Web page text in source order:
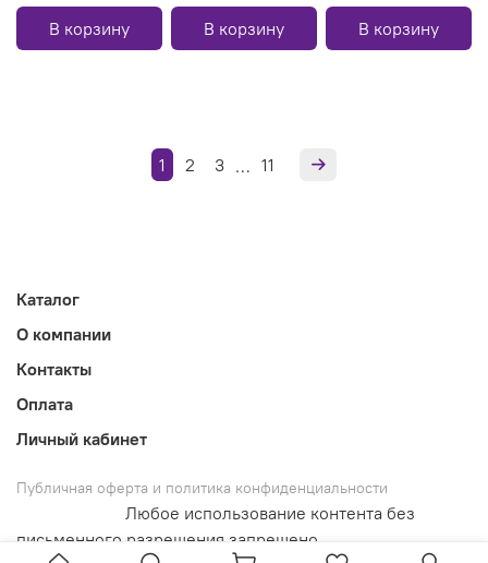
В корзину В корзину В корзину
1 2 3 … 11
Каталог
О компании
Контакты
Оплата
Личный кабинет
Публичная оферта и политика конфиденциальности
Любое использование контента без
письменного разрешения запрещено